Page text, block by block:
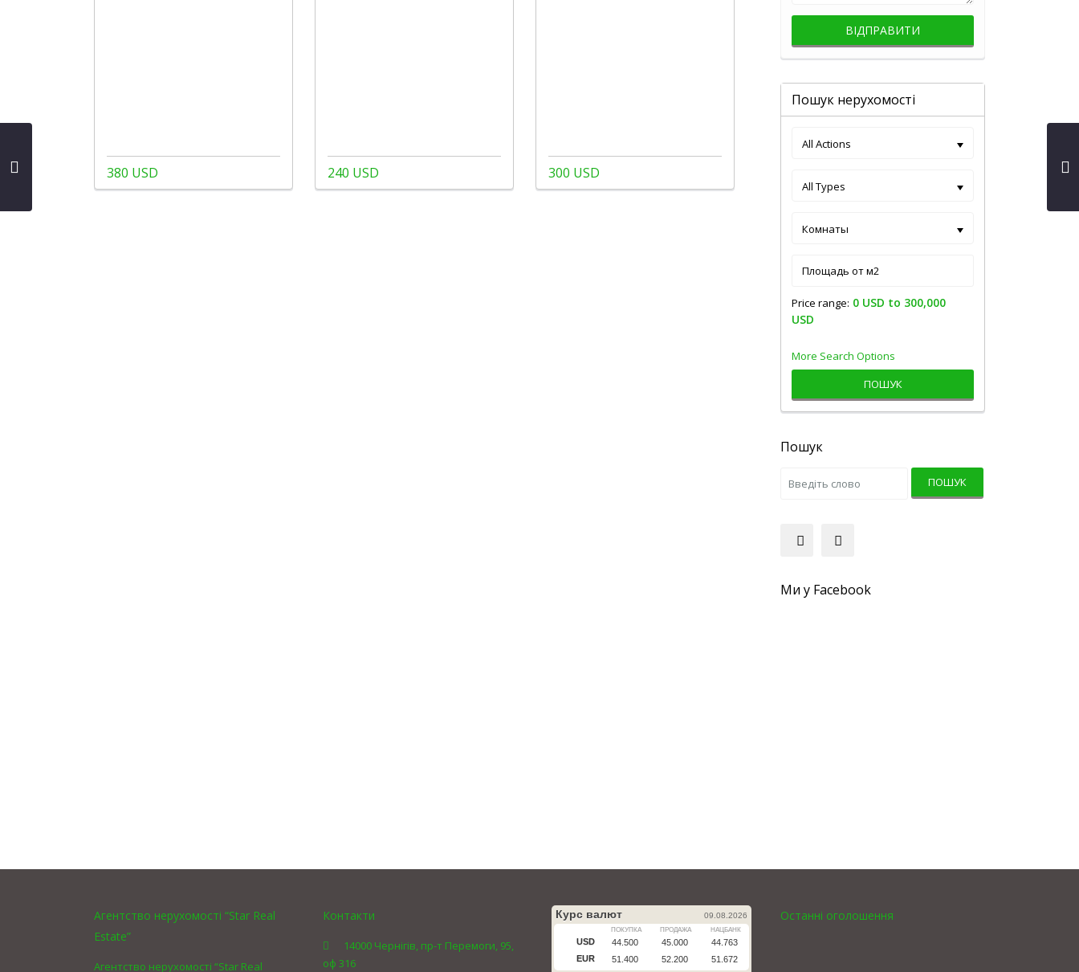
380 USD 240 USD 300 USD
Пошук нерухомості
All Actions
All Types
Комнаты
Price range: 0 USD to 300,000
USD
More Search Options
ПОШУК
Пошук
ПОШУК
Ми у Facebook
Агентство нерухомості “Star Real
Estate”
Агентство нерухомості “Star Real
Контакти
14000 Чернігів, пр-т Перемоги, 95,
оф 316
Останні оголошення